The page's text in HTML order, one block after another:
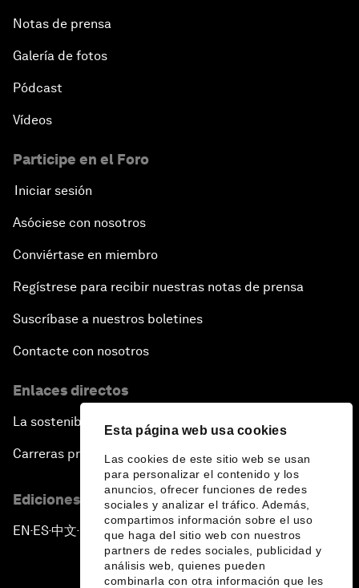
Esta página web usa cookies
Las cookies de este sitio web se usan
para personalizar el contenido y los
anuncios, ofrecer funciones de redes
sociales y analizar el tráfico. Además,
compartimos información sobre el uso
que haga del sitio web con nuestros
partners de redes sociales, publicidad y
análisis web, quienes pueden
combinarla con otra información que les
Notas de prensa
Galería de fotos
Pódcast
Vídeos
Participe en el Foro
Iniciar sesión
Asóciese con nosotros
Conviértase en miembro
Regístrese para recibir nuestras notas de prensa
Suscríbase a nuestros boletines
Contacte con nosotros
Enlaces directos
La sostenibilidad en el Foro
Carreras profesionales
Ediciones en otros idiomas
EN ▪ES▪中文▪ 日本語